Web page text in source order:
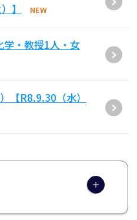
】
NEW
学・教授1人・女
【R8.9.30（水）